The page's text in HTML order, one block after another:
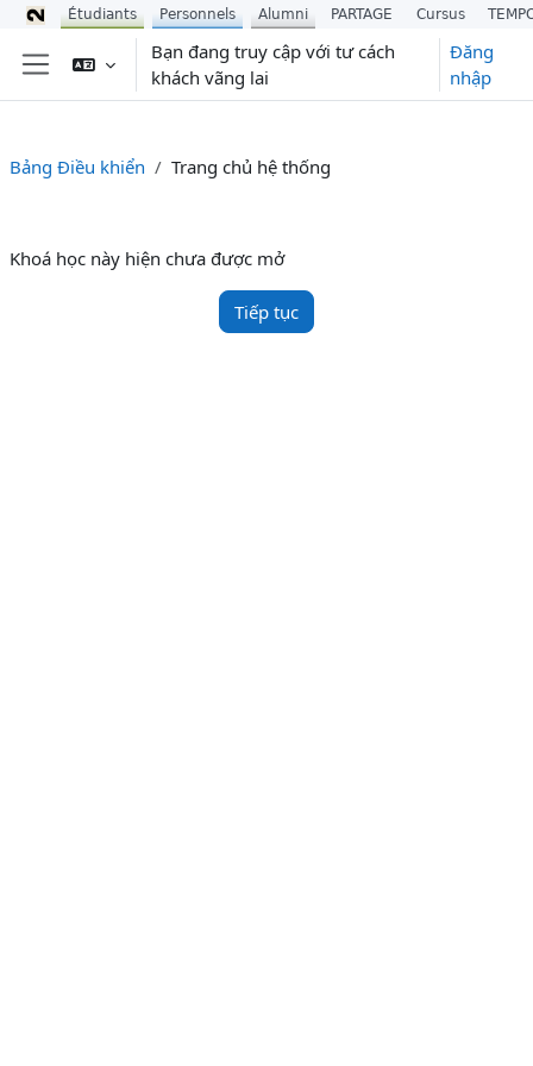
Chuyển tới nội dung chính
Bảng điều khiển cạnh
Bạn đang truy cập với tư cách
khách vãng lai
Đăng
nhập
Bảng Điều khiển Trang chủ hệ thống
Khoá học này hiện chưa được mở
Tiếp tục
Étudiants Personnels Alumni PARTAGE Cursus